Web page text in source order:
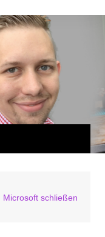
Microsoft schließen